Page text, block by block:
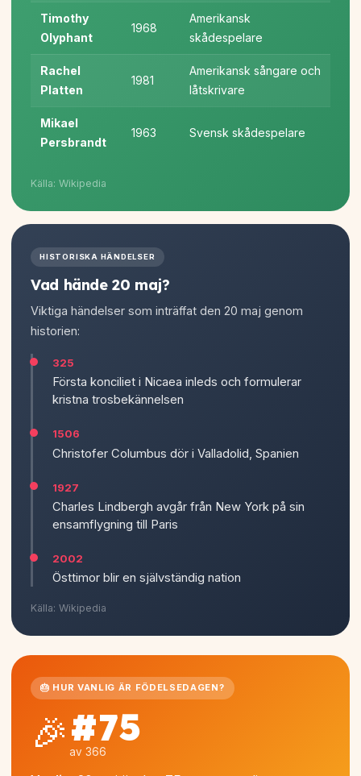
Timothy
Olyphant
1968
Amerikansk
skådespelare
Rachel
Platten
1981
Amerikansk sångare och
låtskrivare
Mikael
Persbrandt
1963 Svensk skådespelare
Källa: Wikipedia
HISTORISKA HÄNDELSER
Vad hände 20 maj?
Viktiga händelser som inträffat den 20 maj genom
historien:
325
Första konciliet i Nicaea inleds och formulerar
kristna trosbekännelsen
1506
Christofer Columbus dör i Valladolid, Spanien
1927
Charles Lindbergh avgår från New York på sin
ensamflygning till Paris
2002
Östtimor blir en självständig nation
Källa: Wikipedia
🎂 HUR VANLIG ÄR FÖDELSEDAGEN?
🎉#75
av 366